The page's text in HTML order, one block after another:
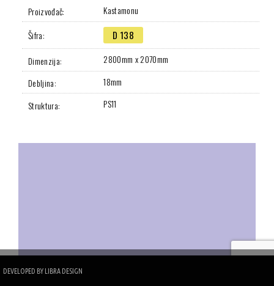
Proizvođač:
Kastamonu
Šifra:
D 138
Dimenzija:
2800mm x 2070mm
Debljina:
18mm
Struktura:
PS11
DEVELOPED BY LIBRA DESIGN